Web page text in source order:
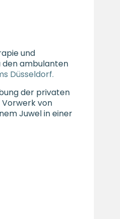
und
den ambulanten
Düsseldorf.
der privaten
Vorwerk von
Juwel in einer